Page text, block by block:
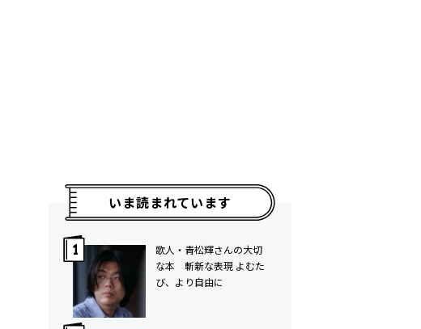
いま読まれています
歌人・青松輝さんの大切
な本 斬新な表現 よむた
び、より自由に